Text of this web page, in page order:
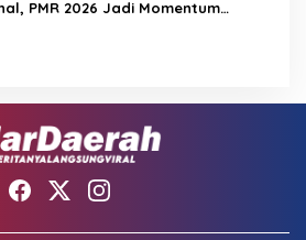
PMR 2026 Jadi Momentum